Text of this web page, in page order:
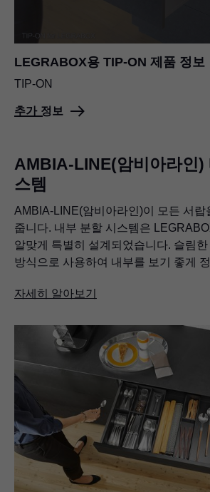
LEGRABOX용 TIP-ON 제품 정보
TIP-ON
추가 정보
AMBIA-LINE(암비아라인)
스템
AMBIA-LINE(암비아라인)이 모든 서랍
줍니다. 내부 분할 시스템은
알맞게 특별히 설계되었습니다. 슬림
방식으로 사용하여 내부를 보기 좋게
자세히 알아보기